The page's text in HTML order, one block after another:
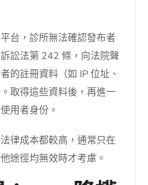
台，診所無法確認發布者
訟法第 242 條，向法院聲
的註冊資料（如 IP 位址、
取得這些資料後，再進一
用者身份。
律成本都較高，通常只在
途徑均無效時才考慮。